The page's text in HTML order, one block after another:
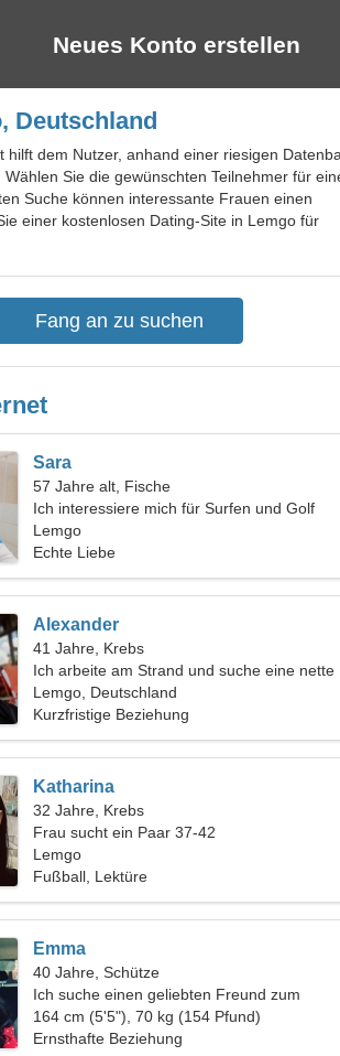
Neues Konto erstellen
Deutschland
dem Nutzer, anhand einer riesigen
Sie die gewünschten Teilnehmer für
Suche können interessante Frauen einen
einer kostenlosen Dating-Site in Lemgo für
Sara
57 Jahre alt, Fische
Ich interessiere mich für Surfen und Golf
Lemgo
Echte Liebe
Alexander
41 Jahre, Krebs
Ich arbeite am Strand und suche eine nette
Frau
Lemgo, Deutschland
Kurzfristige Beziehung
Katharina
32 Jahre, Krebs
Frau sucht ein Paar 37-42
Lemgo
Fußball, Lektüre
Emma
40 Jahre, Schütze
Ich suche einen geliebten Freund zum
gemeinsamen Skifahren
164 cm (5'5"), 70 kg (154 Pfund)
Ernsthafte Beziehung